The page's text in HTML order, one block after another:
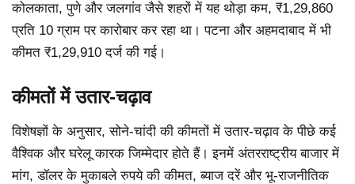
कोलकाता, पुणे और जलगांव जैसे शहरों में यह थोड़ा कम, ₹1,29,860
प्रति 10 ग्राम पर कारोबार कर रहा था। पटना और अहमदाबाद में भी
कीमत ₹1,29,910 दर्ज की गई।
कीमतों में उतार-चढ़ाव
विशेषज्ञों के अनुसार, सोने-चांदी की कीमतों में उतार-चढ़ाव के पीछे कई
वैश्विक और घरेलू कारक जिम्मेदार होते हैं। इनमें अंतरराष्ट्रीय बाजार में
मांग, डॉलर के मुकाबले रुपये की कीमत, ब्याज दरें और भू-राजनीतिक